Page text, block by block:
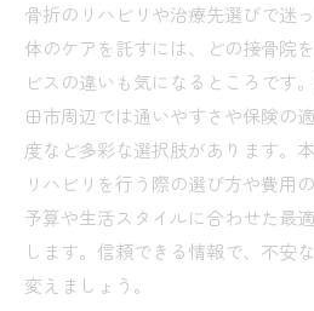
骨折のリハビリや治療先選びで迷
体のケアを託すには、どの接骨院
ビスの違いも気になるところです
田市周辺では通いやすさや保険の
度など多彩な選択肢があります。
リハビリを行う際の選び方や費用
予算や生活スタイルに合わせた最
します。信頼できる情報で、不安
変えましょう。